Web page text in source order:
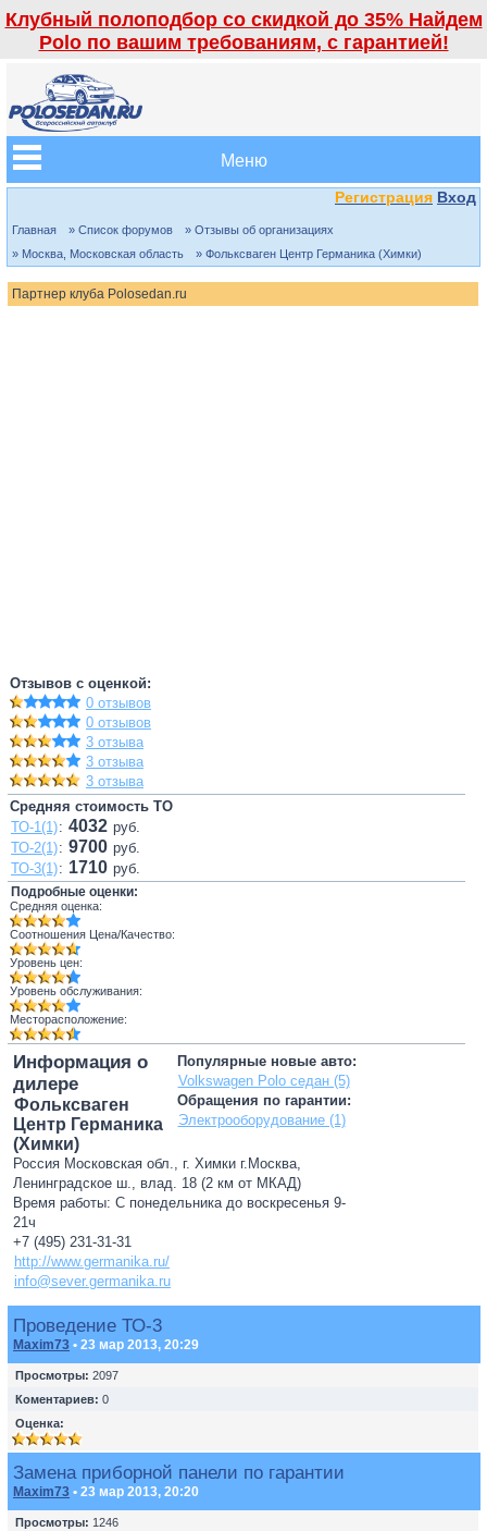
Клубный полоподбор со скидкой до 35% Найдем
Polo по вашим требованиям, с гарантией!
Меню
Регистрация Вход
Главная » Список форумов
» Отзывы об организациях
» Москва, Московская область
» Фольксваген Центр Германика (Химки)
Партнер клуба Polosedan.ru
Отзывов с оценкой:
0 отзывов
0 отзывов
3 отзыва
3 отзыва
3 отзыва
Средняя стоимость ТО
ТО-1(1): 4032 руб.
ТО-2(1): 9700 руб.
ТО-3(1): 1710 руб.
Подробные оценки:
Средняя оценка:
Соотношения Цена/Качество:
Уровень цен:
Уровень обслуживания:
Месторасположение:
Популярные новые авто:
Volkswagen Polo седан (5)
Обращения по гарантии:
Электрооборудование (1)
Информация о
дилере
Фольксваген
Центр Германика
(Химки)
Россия Московская обл., г. Химки г.Москва,
Ленинградское ш., влад. 18 (2 км от МКАД)
Время работы: С понедельника до воскресенья 9-
21ч
+7 (495) 231-31-31
http://www.germanika.ru/
info@sever.germanika.ru
Проведение ТО-3
Maxim73 • 23 мар 2013, 20:29
Просмотры: 2097
Коментариев: 0
Оценка:
Замена приборной панели по гарантии
Maxim73 • 23 мар 2013, 20:20
Просмотры: 1246